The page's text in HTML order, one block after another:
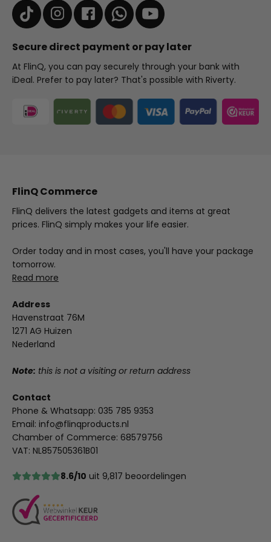
Secure direct payment or pay later
At FlinQ, you can pay securely through your bank with
iDeal. Prefer to pay later? That's possible with Riverty.
FlinQ Commerce
FlinQ delivers the latest gadgets and items at great
prices. FlinQ simply makes your life easier.
Order today and in most cases, you'll have your package
tomorrow.
Read more
Address
Havenstraat 76M
1271 AG Huizen
Nederland
Note: this is not a visiting or return address
Contact
Phone & Whatsapp: 035 785 9353
Email: info@flinqproducts.nl
Chamber of Commerce: 68579756
VAT: NL857505361B01
8.6/10 uit 9,817 beoordelingen